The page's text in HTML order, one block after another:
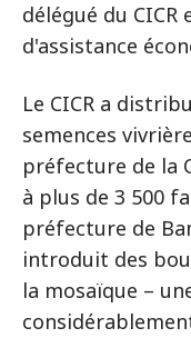
délégué du
d'assistance
Le CICR a
semences
préfecture de la
à plus de 3 500
préfecture de
introduit des
la mosaïque –